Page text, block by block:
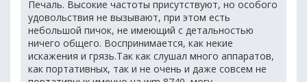
Печаль. Высокие частоты присутствуют, но особого
удовольствия не вызывают, при этом есть
небольшой пичок, не имеющий с детальностью
ничего общего. Воспринимается, как некие
искажения и грязь.Так как слушал много аппаратов,
как портативных, так и не очень и даже совсем не